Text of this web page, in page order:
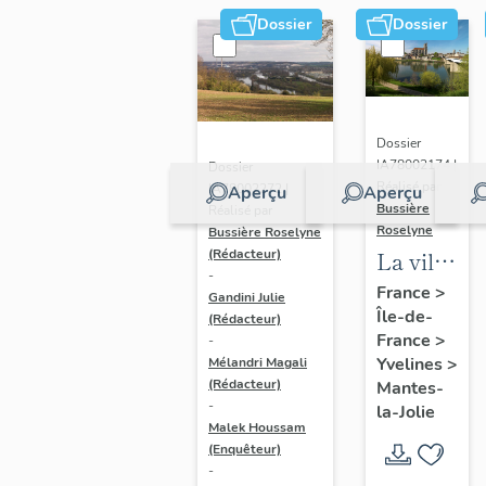
Dossier
Aperçu
Dossier
IA78002272 |
Bussière Roselyne
(Rédacteur)
-
Gandini Julie
(Rédacteur)
-
Mélandri Magali
(Rédacteur)
-
Malek Houssam
(Enquêteur)
-
Dossier
Aperçu
Dossier
IA78002174 |
Réalisé par
Bussière
Roselyne
La ville
de
Mantes-
la-Jolie
France >
Île-de-
France >
Yvelines>
Mantes-
la-Jolie